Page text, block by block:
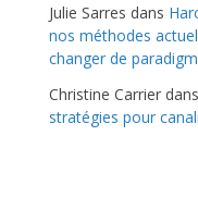
Julie Sarres dans
nos méthodes
changer de
Christine Carrier dans
stratégies pour